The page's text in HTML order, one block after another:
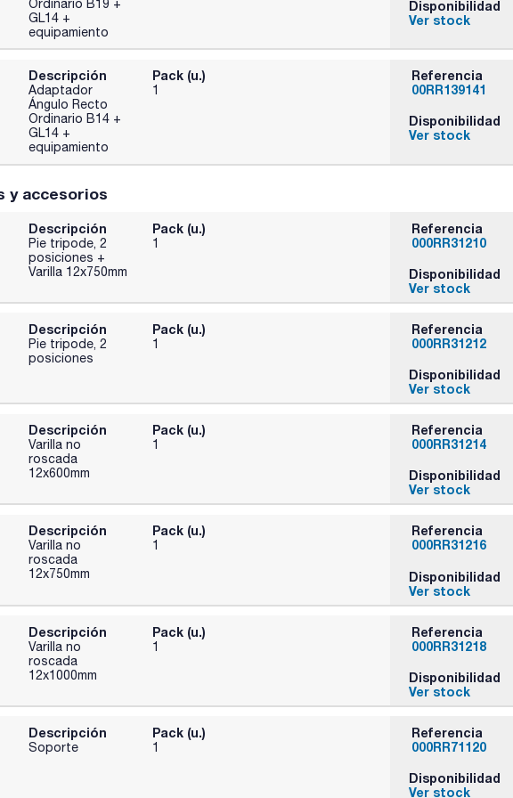
Ordinario B19 +
GL14 +
equipamiento
Disponibilidad
Ver stock
Descripción
Adaptador
Ángulo Recto
Ordinario B14 +
GL14 +
equipamiento
Pack (u.)
1
Referencia
00RR139141
Disponibilidad
Ver stock
y accesorios
Descripción
Pie tripode, 2
posiciones +
Varilla 12x750mm
Pack (u.)
1
Referencia
000RR31210
Disponibilidad
Ver stock
Descripción
Pie tripode, 2
posiciones
Pack (u.)
1
Referencia
000RR31212
Disponibilidad
Ver stock
Descripción
Varilla no
roscada
12x600mm
Pack (u.)
1
Referencia
000RR31214
Disponibilidad
Ver stock
Descripción
Varilla no
roscada
12x750mm
Pack (u.)
1
Referencia
000RR31216
Disponibilidad
Ver stock
Descripción
Varilla no
roscada
12x1000mm
Pack (u.)
1
Referencia
000RR31218
Disponibilidad
Ver stock
Descripción
Soporte
Pack (u.)
1
Referencia
000RR71120
Disponibilidad
Ver stock